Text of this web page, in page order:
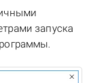
запуска